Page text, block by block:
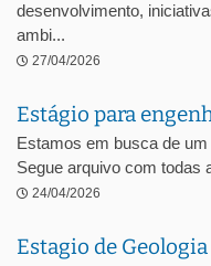
desenvolvimento,
ambi...
27/04/2026
Estágio para
Estamos em busca de
Segue arquivo com todas
24/04/2026
Estagio de Geologia